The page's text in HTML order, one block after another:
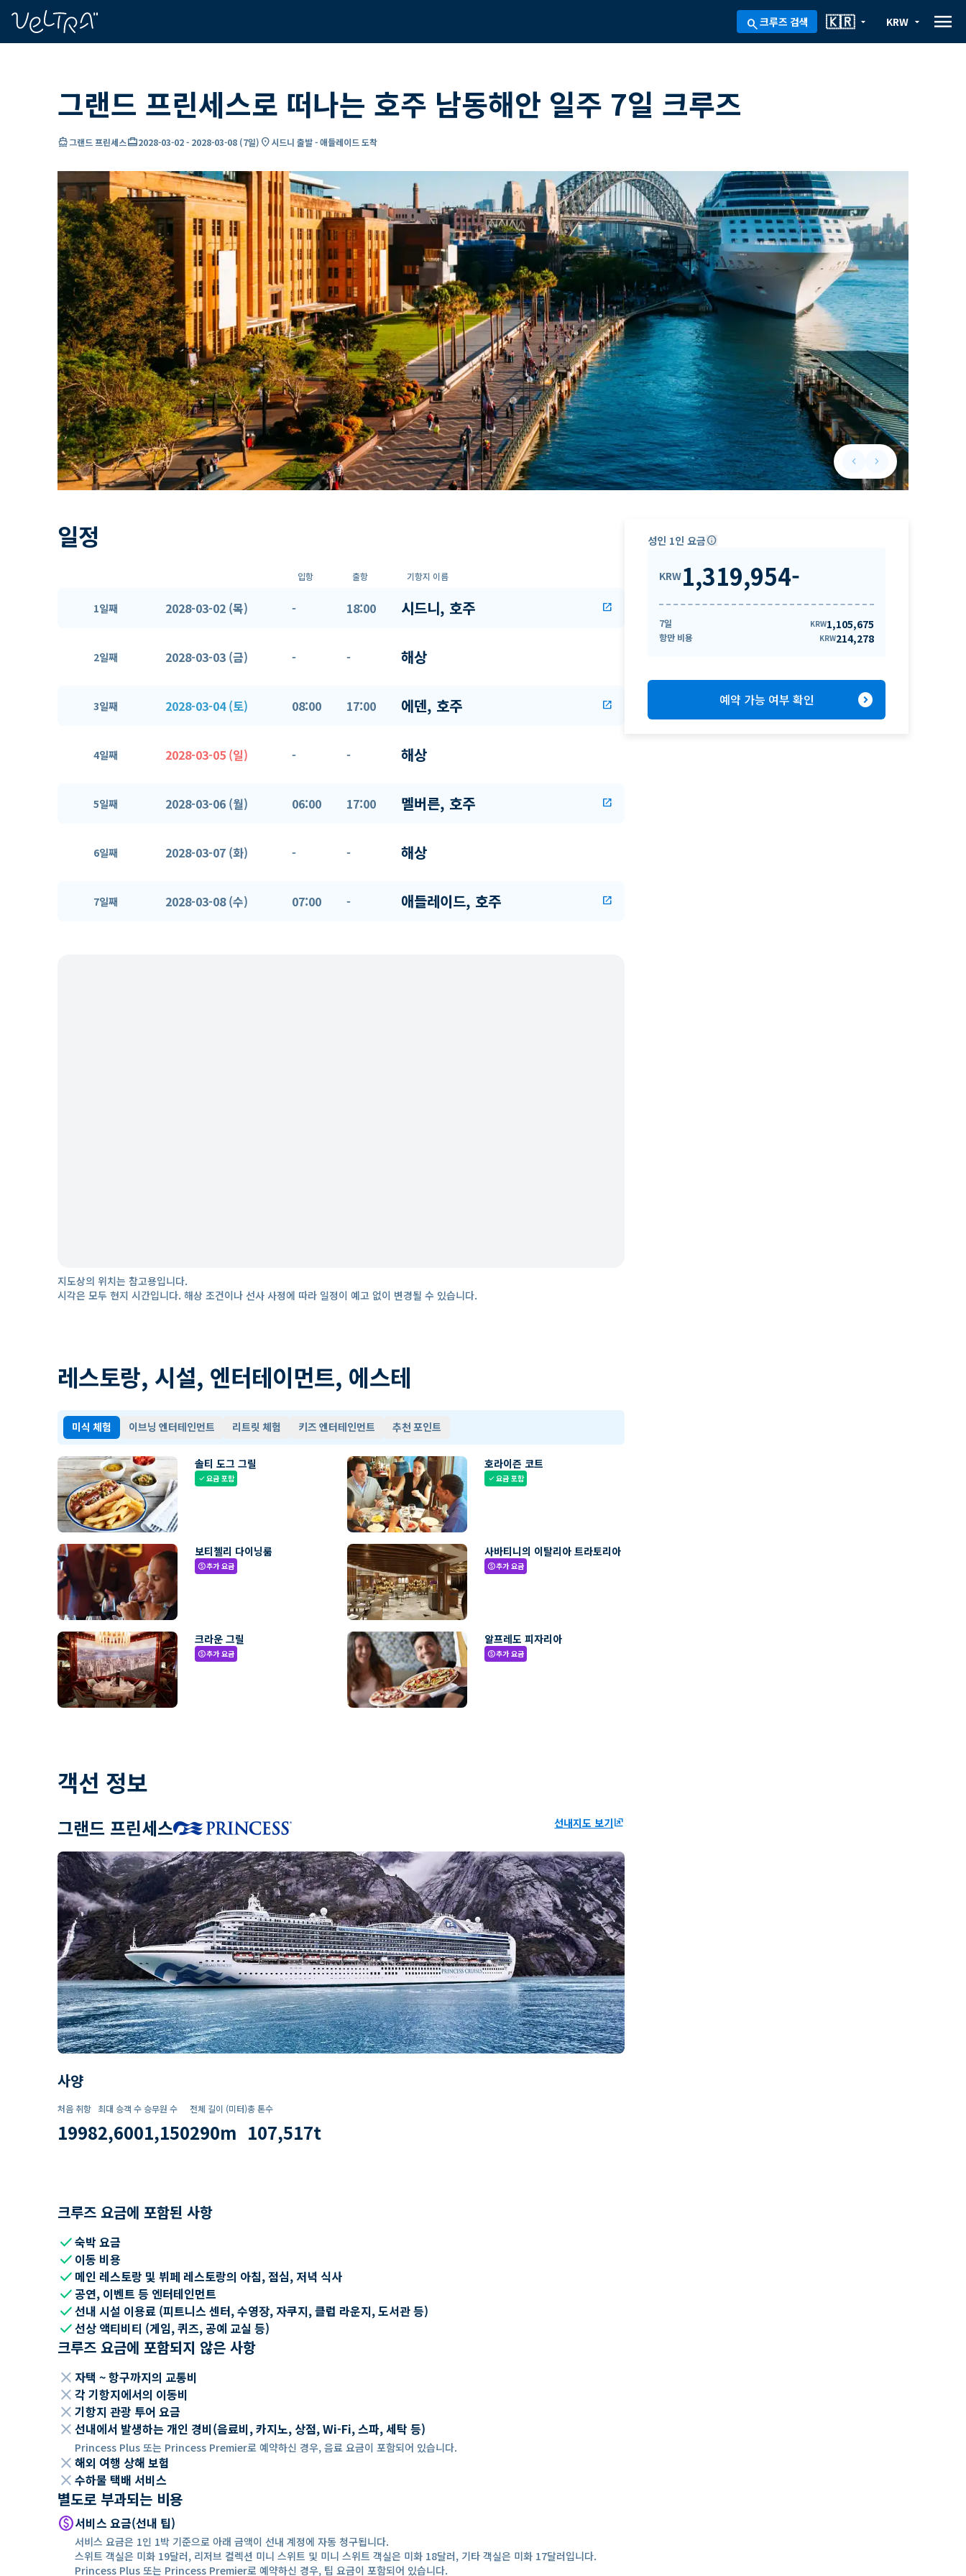
search크루즈 검색 arrow_drop_down
🇰🇷 arrow_drop_down
KRW menu
그랜드 프린세스로 떠나는 호주 남동해안 일주 7일 크루즈
directions_boat그랜드 프린세스card_travel2028-03-02- 2028-03-08 (7일) location_on시드니 출발 - 애들레이드 도착
keyboard_arrow_leftPrevious slide
keyboard_arrow_rightNext slide
일정
입항 출항 기항지 이름
1일째 2028-03-02 (목) - 18:00 시드니, 호주 open_in_new
2일째 2028-03-03 (금) - - 해상
3일째 2028-03-04 (토) 08:00 17:00 에덴, 호주 open_in_new
4일째 2028-03-05 (일) - - 해상
5일째 2028-03-06 (월) 06:00 17:00 멜버른, 호주 open_in_new
6일째 2028-03-07 (화) - - 해상
7일째 2028-03-08 (수) 07:00 - 애들레이드, 호주 open_in_new
지도상의 위치는 참고용입니다.
시각은 모두 현지 시간입니다. 해상 조건이나 선사 사정에 따라 일정이 예고 없이 변경될 수 있습니다.
레스토랑, 시설, 엔터테이먼트, 에스테
미식 체험 이브닝 엔터테인먼트 리트릿 체험 키즈 엔터테인먼트 추천 포인트
솔티 도그 그릴
check요금 포함
호라이즌 코트
check요금 포함
보티첼리 다이닝룸
paid추가 요금
사바티니의 이탈리아 트라토리아
paid추가 요금
크라운 그릴
paid추가 요금
알프레도 피자리아
paid추가 요금
객선 정보
그랜드 프린세스 선내지도 보기ungroup
사양
처음 취항
1998
최대 승객 수
2,600
승무원 수
1,150
전체 길이 (미터)
290m
총 톤수
107,517t
크루즈 요금에 포함된 사항
check숙박 요금
check 이동 비용
check 메인 레스토랑 및 뷔페 레스토랑의 아침, 점심, 저녁 식사
check 공연, 이벤트 등 엔터테인먼트
check선내 시설 이용료 (피트니스 센터, 수영장, 자쿠지, 클럽 라운지, 도서관 등)
check선상 액티비티 (게임, 퀴즈, 공예 교실 등)
크루즈 요금에 포함되지 않은 사항
close 자택 ~ 항구까지의 교통비
close 각 기항지에서의 이동비
close 기항지 관광 투어 요금
close 선내에서 발생하는 개인 경비(음료비, 카지노, 상점, Wi-Fi, 스파, 세탁 등)
Princess Plus 또는 Princess Premier로 예약하신 경우, 음료 요금이 포함되어 있습니다.
close 해외 여행 상해 보험
close 수하물 택배 서비스
별도로 부과되는 비용
paid서비스 요금(선내 팁)
서비스 요금은 1인 1박 기준으로 아래 금액이 선내 계정에 자동 청구됩니다.
스위트 객실은 미화 19달러, 리저브 컬렉션 미니 스위트 및 미니 스위트 객실은 미화 18달러, 기타 객실은 미화 17달러입니다.
Princess Plus 또는 Princess Premier로 예약하신 경우, 팁 요금이 포함되어 있습니다.
성인 1인 요금info
KRW1,319,954-
7일 KRW1,105,675
항만 비용 KRW214,278
예약 가능 여부 확인 expand_circle_right